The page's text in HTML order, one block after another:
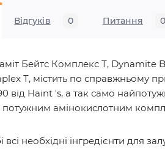
Відгуків 0 Питання 0
Бейтс Комплекс Т, Dynamite
T, містить по справжньому
від Haint 's, а так само
потужним амінокислотним
всі необхідні інгредієнти